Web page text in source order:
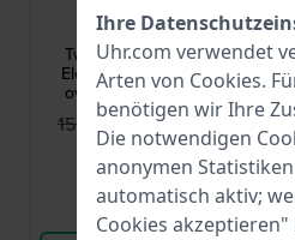
25100151
Twisted Bezel 24 mm
Elegante Quarzuhr mit
ovalem Gehäuse und
Milanaise-Armband
159,00 € 109,95 €
Vergleichen
Ihre
Uhr.com verwendet
Arten von Cookies.
benötigen wir Ihre
Die notwendigen
anonymen
automatisch aktiv;
Cookies akzeptieren"